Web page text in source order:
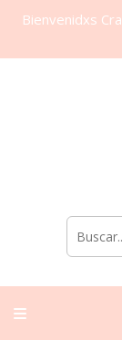
Bienvenidxs